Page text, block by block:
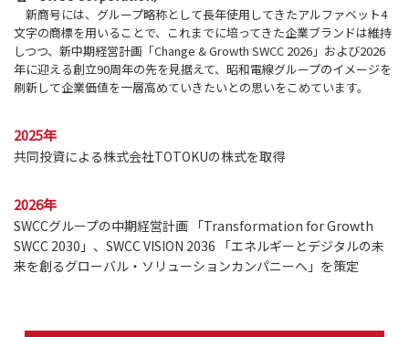
新商号には、グループ略称として長年使用してきたアルファベット4
文字の商標を用いることで、これまでに培ってきた企業ブランドは維持
しつつ、新中期経営計画「Change & Growth SWCC 2026」および2026
年に迎える創立90周年の先を見据えて、昭和電線グループのイメージを
刷新して企業価値を一層高めていきたいとの思いをこめています。
2025年
共同投資による株式会社TOTOKUの株式を取得
2026年
SWCCグループの中期経営計画 「Transformation for Growth
SWCC 2030」、SWCC VISION 2036 「エネルギーとデジタルの未
来を創るグローバル・ソリューションカンパニーへ」を策定